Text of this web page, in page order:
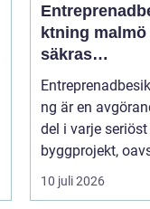
ktning malmö så
säkras
kvaliteten i
byggprojekt
ng är en
del i varje seriöst
byggprojekt,
om det handlar
en ...
10 juli 2026